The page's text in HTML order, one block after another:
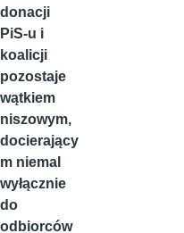
donacji
PiS-u i
koalicji
pozostaje
wątkiem
niszowym,
docierający
m niemal
wyłącznie
do
odbiorców